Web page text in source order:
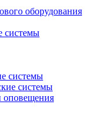
оборудования
системы
системы
системы
оповещения